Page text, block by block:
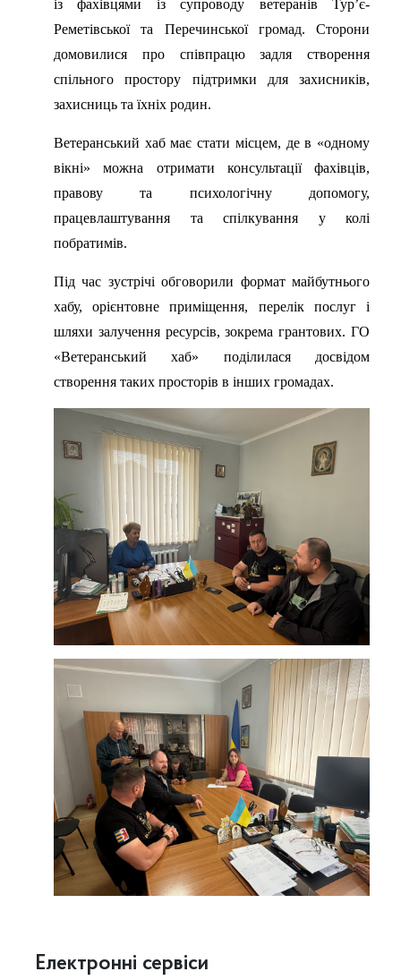
із фахівцями із супроводу ветеранів Тур’є-
Реметівської та Перечинської громад. Сторони
домовилися про співпрацю задля створення
спільного простору підтримки для захисників,
захисниць та їхніх родин.
Ветеранський хаб має стати місцем, де в «одному
вікні» можна отримати консультації фахівців,
правову та психологічну допомогу,
працевлаштування та спілкування у колі
побратимів.
Під час зустрічі обговорили формат майбутнього
хабу, орієнтовне приміщення, перелік послуг і
шляхи залучення ресурсів, зокрема грантових. ГО
«Ветеранський хаб» поділилася досвідом
створення таких просторів в інших громадах.
Електронні сервіси